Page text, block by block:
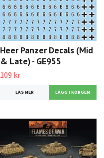
Heer Panzer Decals (Mid
& Late) - GE955
109 kr
LÄS MER